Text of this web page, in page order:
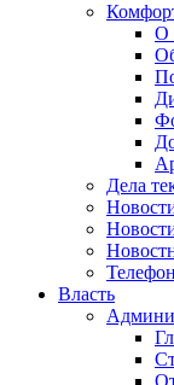
О
Дела
Власть